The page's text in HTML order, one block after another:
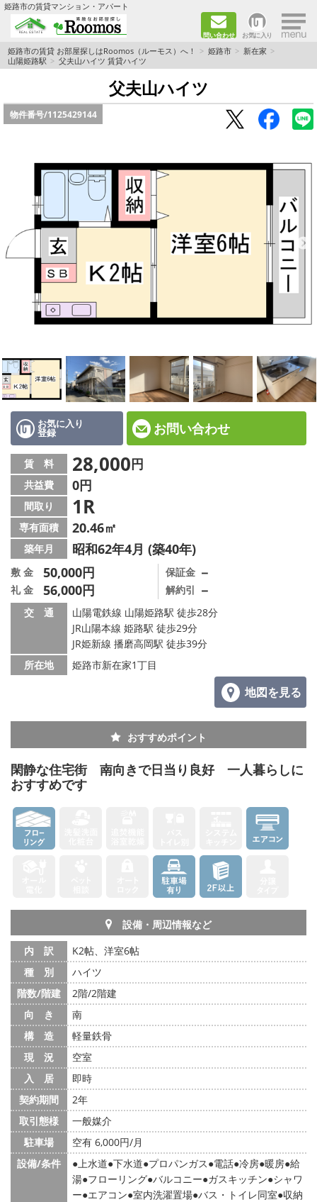
姫路市の賃貸マンション・アパート
問い合わせ お気に入り ×
TOPページ
ファミリー向けの部屋を探す
一人暮らし向けの部屋を探す
カップル向けの部屋を探す
敷金礼金0円の部屋を探す
都市ガス&オール電化の部屋を探す
ネット無料の部屋を探す
☆新築物件☆
☆インターネット無料物件☆
☆敷金·礼金0円物件☆
路線·駅から探す
地域から探す
地図から探す
スタッフ紹介
スタッフ募集中
店舗情報·アクセス
メールでお問い合わせ
姫路市の賃貸 お部屋探しはRoomos（ルーモス）へ！ 姫路市
新在家
山陽姫路駅
父夫山ハイツ 賃貸ハイツ
父夫山ハイツ
物件番号/1125429144
お気に入り
登録 お問い合わせ
賃 料 28,000円
共益費 0円
間取り 1R
専有面積 20.46㎡
築年月 昭和62年4月 (築40年)
敷 金 50,000円
礼 金 56,000円
保証金 －
解約引 －
交 通
山陽電鉄線 山陽姫路駅 徒歩28分
JR山陽本線 姫路駅 徒歩29分
JR姫新線 播磨高岡駅 徒歩39分
所在地
姫路市新在家1丁目
地図を見る
おすすめポイント
閑静な住宅街 南向きで日当り良好 一人暮らしに
おすすめです
設備・周辺情報など
内 訳
K2帖、洋室6帖
種 別
ハイツ
階数/階建
2階/2階建
向 き
南
構 造
軽量鉄骨
現 況
空室
入 居
即時
契約期間
2年
取引態様
一般媒介
駐車場
空有 6,000円/月
設備/条件
上水道 下水道 プロパンガス 電話 冷房 暖房 給
湯 フローリング バルコニー ガスキッチン シャワ
ー エアコン 室内洗濯置場 バス・トイレ同室 収納